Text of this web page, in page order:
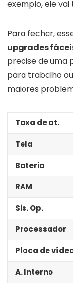
exemplo, ele
Para fechar,
upgrades
precise de uma
para trabalho
maiores
Taxa de at.
Tela
Bateria
RAM
Sis. Op.
Processador
Placa de
A. Interno